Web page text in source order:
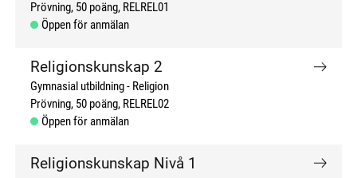
Prövning 50 poäng RELREL01
Öppen för anmälan
Religionskunskap 2
Gymnasial utbildning
Religion
Prövning 50 poäng RELREL02
Öppen för anmälan
Religionskunskap Nivå 1